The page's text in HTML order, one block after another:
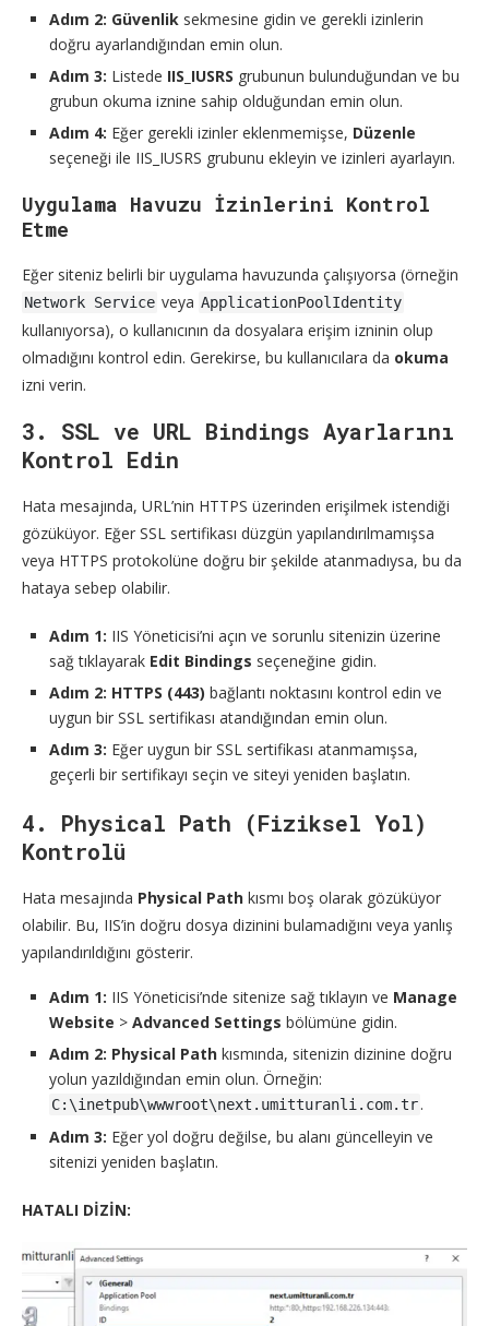
Adım 2: Güvenlik sekmesine gidin ve gerekli izinlerin
doğru ayarlandığından emin olun.
Adım 3: Listede IIS_IUSRS grubunun bulunduğundan ve bu
grubun okuma iznine sahip olduğundan emin olun.
Adım 4: Eğer gerekli izinler eklenmemişse, Düzenle
seçeneği ile IIS_IUSRS grubunu ekleyin ve izinleri ayarlayın.
Uygulama Havuzu İzinlerini Kontrol
Etme
Eğer siteniz belirli bir uygulama havuzunda çalışıyorsa (örneğin
Network Service veya ApplicationPoolIdentity
kullanıyorsa), o kullanıcının da dosyalara erişim izninin olup
olmadığını kontrol edin. Gerekirse, bu kullanıcılara da okuma
izni verin.
3. SSL ve URL Bindings Ayarlarını
Kontrol Edin
Hata mesajında, URL’nin HTTPS üzerinden erişilmek istendiği
gözüküyor. Eğer SSL sertifikası düzgün yapılandırılmamışsa
veya HTTPS protokolüne doğru bir şekilde atanmadıysa, bu da
hataya sebep olabilir.
Adım 1: IIS Yöneticisi’ni açın ve sorunlu sitenizin üzerine
sağ tıklayarak Edit Bindings seçeneğine gidin.
Adım 2: HTTPS (443) bağlantı noktasını kontrol edin ve
uygun bir SSL sertifikası atandığından emin olun.
Adım 3: Eğer uygun bir SSL sertifikası atanmamışsa,
geçerli bir sertifikayı seçin ve siteyi yeniden başlatın.
4. Physical Path (Fiziksel Yol)
Kontrolü
Hata mesajında Physical Path kısmı boş olarak gözüküyor
olabilir. Bu, IIS’in doğru dosya dizinini bulamadığını veya yanlış
yapılandırıldığını gösterir.
Adım 1: IIS Yöneticisi’nde sitenize sağ tıklayın ve Manage
Website > Advanced Settings bölümüne gidin.
Adım 2: Physical Path kısmında, sitenizin dizinine doğru
yolun yazıldığından emin olun. Örneğin:
C:\inetpub\wwwroot\next.umitturanli.com.tr.
Adım 3: Eğer yol doğru değilse, bu alanı güncelleyin ve
sitenizi yeniden başlatın.
HATALI DİZİN: